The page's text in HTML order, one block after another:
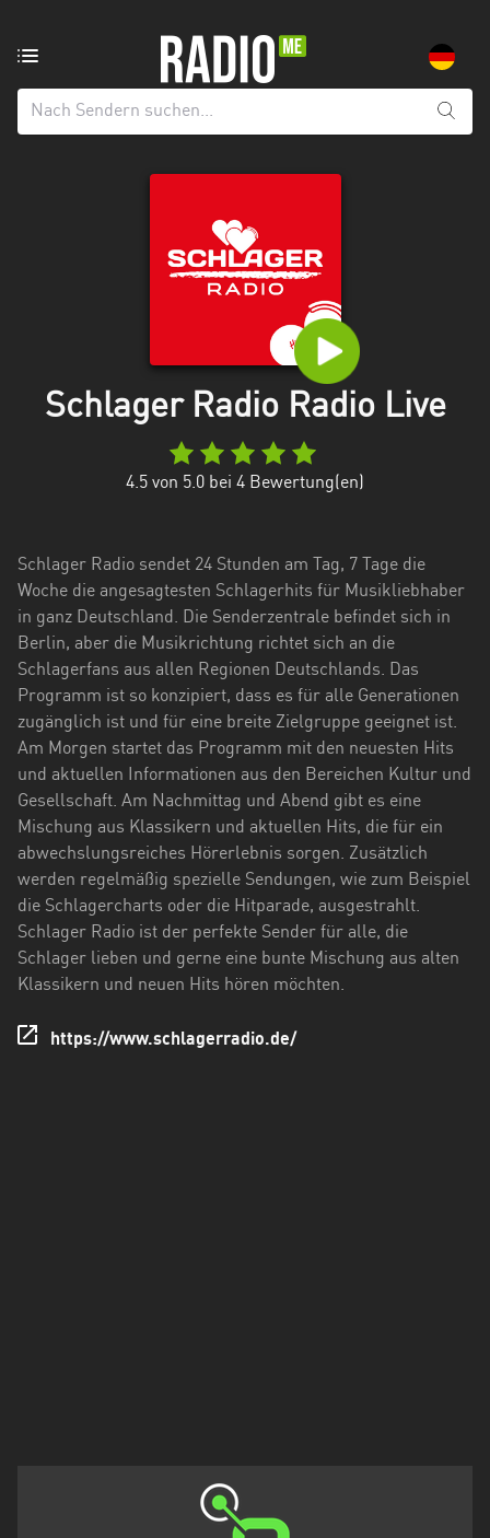
aus:
Alle
Bremen
Vorpommern
Niedersachsen
Nordrhein-
Westfalen
Rheinland-
Pfalz
Saarland
Sachsen
Sachsen-
Anhalt
Schleswig-
Thüringen
Schlager Radio Radio Live
4.5 von 5.0 bei 4 Bewertung(en)
Schlager Radio sendet 24 Stunden am Tag, 7 Tage die
Woche die angesagtesten Schlagerhits für Musikliebhaber
in ganz Deutschland. Die Senderzentrale befindet sich in
Berlin, aber die Musikrichtung richtet sich an die
Schlagerfans aus allen Regionen Deutschlands. Das
Programm ist so konzipiert, dass es für alle Generationen
zugänglich ist und für eine breite Zielgruppe geeignet ist.
Am Morgen startet das Programm mit den neuesten Hits
und aktuellen Informationen aus den Bereichen Kultur und
Gesellschaft. Am Nachmittag und Abend gibt es eine
Mischung aus Klassikern und aktuellen Hits, die für ein
abwechslungsreiches Hörerlebnis sorgen. Zusätzlich
werden regelmäßig spezielle Sendungen, wie zum Beispiel
die Schlagercharts oder die Hitparade, ausgestrahlt.
Schlager Radio ist der perfekte Sender für alle, die
Schlager lieben und gerne eine bunte Mischung aus alten
Klassikern und neuen Hits hören möchten.
https://www.schlagerradio.de/